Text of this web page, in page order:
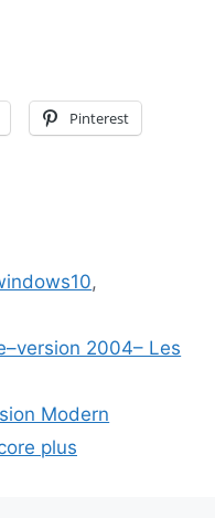
Pinterest
,
2004– Les
Modern
plus